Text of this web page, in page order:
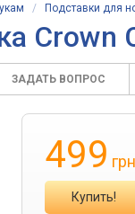
/ Подставки для
Crown
ЗАДАТЬ ВОПРОС
499
Купить!